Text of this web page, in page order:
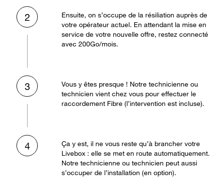
2
Ensuite, on s’occupe de la résiliation auprès de
votre opérateur actuel. En attendant la mise en
service de votre nouvelle offre, restez connecté
avec 200Go/mois.
3
Vous y êtes presque ! Notre technicienne ou
technicien vient chez vous pour effectuer le
raccordement Fibre (l’intervention est incluse).
4
Ça y est, il ne vous reste qu’à brancher votre
Livebox : elle se met en route automatiquement.
Notre technicienne ou technicien peut aussi
s’occuper de l’installation (en option).